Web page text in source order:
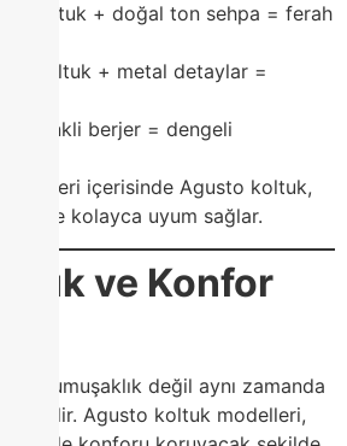
koltuk + doğal ton sehpa = ferah
koltuk + metal detaylar =
+ renkli berjer = dengeli
içerisinde Agusto koltuk,
kolayca uyum sağlar.
ve Konfor
yumuşaklık değil aynı zamanda
gelir. Agusto koltuk modelleri,